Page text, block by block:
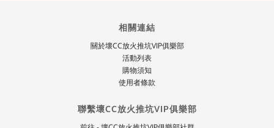
相關連結
關於壞CC放火推坑VIP俱樂部
活動列表
購物須知
使用者條款
聯繫壞CC放火推坑VIP俱樂部